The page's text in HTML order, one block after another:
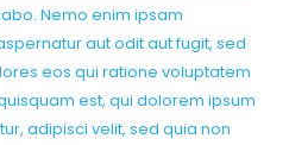
Nemo enim ipsam
aut odit aut fugit, sed
eos qui ratione voluptatem
est, qui dolorem ipsum
adipisci velit, sed quia non